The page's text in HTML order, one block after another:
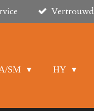
Vertrouwd
SM HY